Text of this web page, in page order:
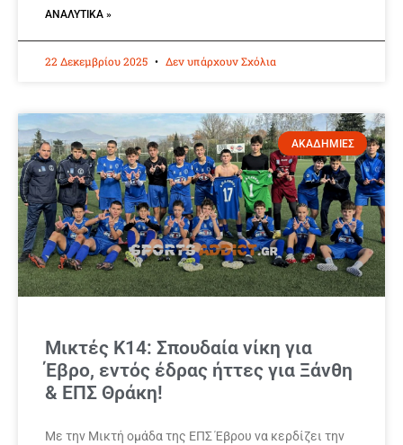
ΑΝΑΛΥΤΙΚΆ »
22 Δεκεμβρίου 2025 Δεν υπάρχουν Σχόλια
ΑΚΑΔΗΜΙΕΣ
Μικτές Κ14: Σπουδαία νίκη για
Έβρο, εντός έδρας ήττες για Ξάνθη
& ΕΠΣ Θράκη!
Με την Μικτή ομάδα της ΕΠΣ Έβρου να κερδίζει την